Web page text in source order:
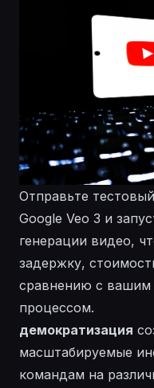
Отправьте
Google Veo 3 и
генерации видео,
задержку,
сравнению с
процессом.
демократизация
масштабируемые
командам на